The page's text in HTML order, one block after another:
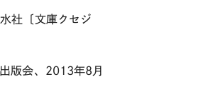
社〔文庫クセジ
版会、2013年8月